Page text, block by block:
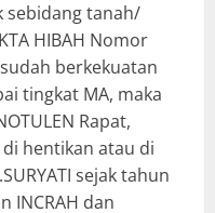
sebidang tanah/
HIBAH Nomor
berkekuatan
tingkat MA, maka
Rapat,
hentikan atau di
sejak tahun
INCRAH dan